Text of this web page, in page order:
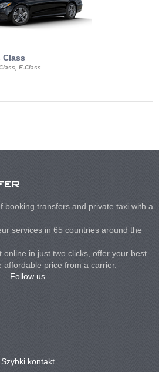
Class
E-Class
booking transfers and private taxi with a
services in 65 countries around the
online in just two clicks, offer your best
price from a carrier.
Follow us
Szybki kontakt